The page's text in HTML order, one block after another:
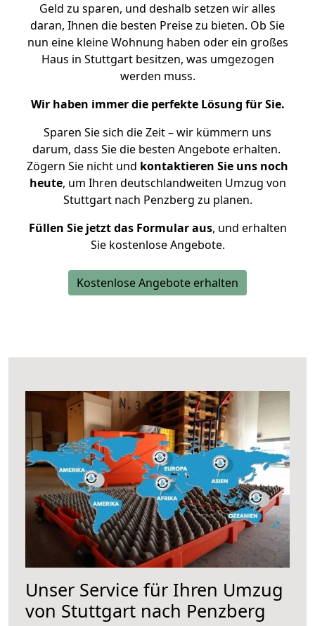
Geld zu sparen, und deshalb setzen wir alles
daran, Ihnen die besten Preise zu bieten. Ob Sie
nun eine kleine Wohnung haben oder ein großes
Haus in Stuttgart besitzen, was umgezogen
werden muss.
Wir haben immer die perfekte Lösung für Sie.
Sparen Sie sich die Zeit – wir kümmern uns
darum, dass Sie die besten Angebote erhalten.
Zögern Sie nicht und kontaktieren Sie uns noch
heute, um Ihren deutschlandweiten Umzug von
Stuttgart nach Penzberg zu planen.
Füllen Sie jetzt das Formular aus, und erhalten
Sie kostenlose Angebote.
Kostenlose Angebote erhalten
Unser Service für Ihren Umzug
von Stuttgart nach Penzberg